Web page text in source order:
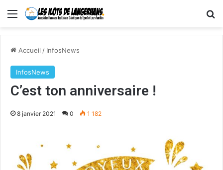
Menu
Accueil / InfosNews
InfosNews
C’est ton anniversaire !
8 janvier 2021 0 1 182